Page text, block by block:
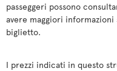
passeggeri possono
avere maggiori
biglietto.
I prezzi indicati in questo